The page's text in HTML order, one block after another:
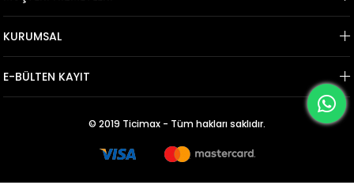
KURUMSAL
E-BÜLTEN KAYIT
© 2019 Ticimax - Tüm hakları saklıdır.